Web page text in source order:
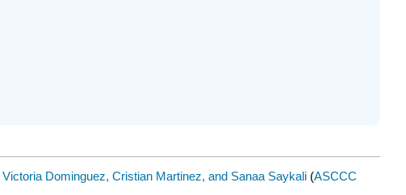
Victoria Dominguez, Cristian Martinez, and Sanaa Saykali (ASCCC